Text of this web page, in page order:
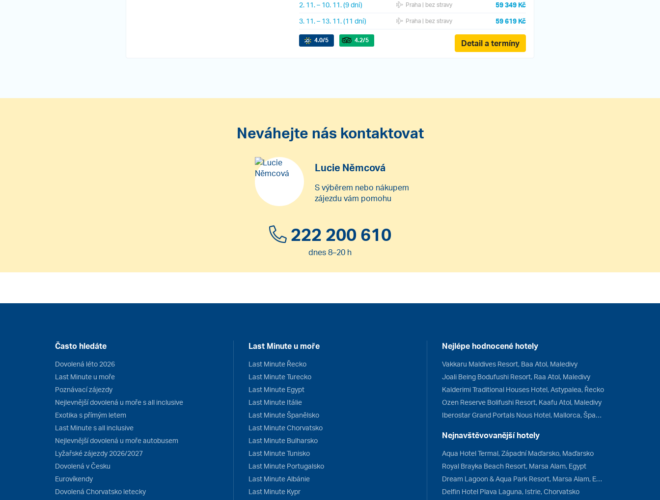
2. 11.– 10. 11.(9 dní) Praha| bez stravy
59 349 Kč
3. 11.– 13. 11.(11 dní) Praha| bez stravy 59 619 Kč
4.0/5 4.2/5 Detail a termíny
Neváhejte nás kontaktovat
Lucie Němcová
S výběrem nebo nákupem
zájezdu vám pomohu
222 200 610
dnes 8–20 h
Často hledáte
Dovolená léto 2026
Last Minute u moře
Poznávací zájezdy
Nejlevnější dovolená u moře s all inclusive
Exotika s přímým letem
Last Minute s all inclusive
Nejlevnější dovolená u moře autobusem
Lyžařské zájezdy 2026/2027
Dovolená v Česku
Eurovíkendy
Dovolená Chorvatsko letecky
Last Minute u moře
Last Minute Řecko
Last Minute Turecko
Last Minute Egypt
Last Minute Itálie
Last Minute Španělsko
Last Minute Chorvatsko
Last Minute Bulharsko
Last Minute Tunisko
Last Minute Portugalsko
Last Minute Albánie
Last Minute Kypr
Nejlépe hodnocené hotely
Vakkaru Maldives Resort, Baa Atol, Maledivy
Joali Being Bodufushi Resort, Raa Atol, Maledivy
Kalderimi Traditional Houses Hotel, Astypalea, Řecko
Ozen Reserve Bolifushi Resort, Kaafu Atol, Maledivy
Iberostar Grand Portals Nous Hotel, Mallorca, Španělsko
Nejnavštěvovanější hotely
Aqua Hotel Termal, Západní Maďarsko, Maďarsko
Royal Brayka Beach Resort, Marsa Alam, Egypt
Dream Lagoon & Aqua Park Resort, Marsa Alam, Egypt
Delfin Hotel Plava Laguna, Istrie, Chorvatsko